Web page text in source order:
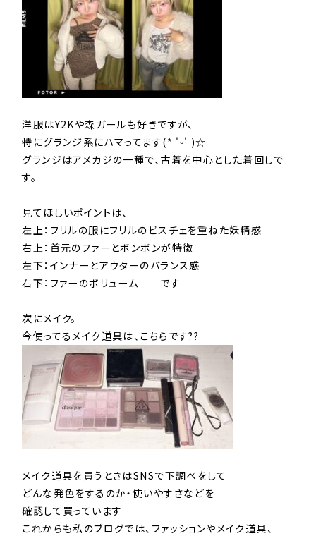
洋服はY2Kや森ガールも好きですが、
特にグランジ系にハマってます(* 'ᵕ' )☆
グランジはアメカジの一種で、古着を中心とした着回しで
す。
見てほしいポイントは、
左上：フリルの服にフリルのビスチェを重ねた妖精感
右上：首元のファーとボンボンが特徴
左下：インナーとアウターのバランス感
右下：ファーのボリューム です
次にメイク。
今使ってるメイク道具は、こちらです??
メイク道具を買うときはSNSで下調べをして
どんな発色をするのか・使いやすさなどを
確認して買っています
これからも私のブログでは、ファッションやメイク道具、